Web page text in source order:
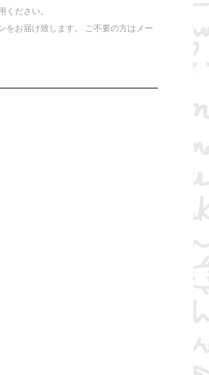
ください。
お届け致します。 ご不要の方はメー